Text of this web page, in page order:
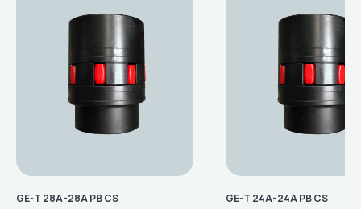
GE-T 28A-28A PB CS
GE-T 24A-24A PB CS